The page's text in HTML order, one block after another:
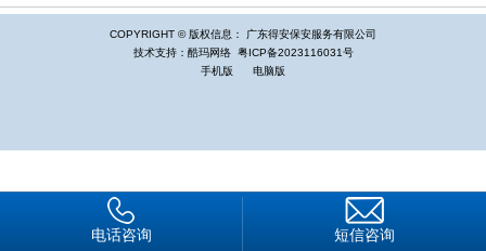
COPYRIGHT © 版权信息： 广东得安保安服务有限公司
技术支持：酷玛网络 粤ICP备2023116031号
手机版
电脑版
电话咨询 短信咨询